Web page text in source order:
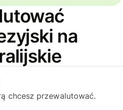
na
chcesz przewalutować.